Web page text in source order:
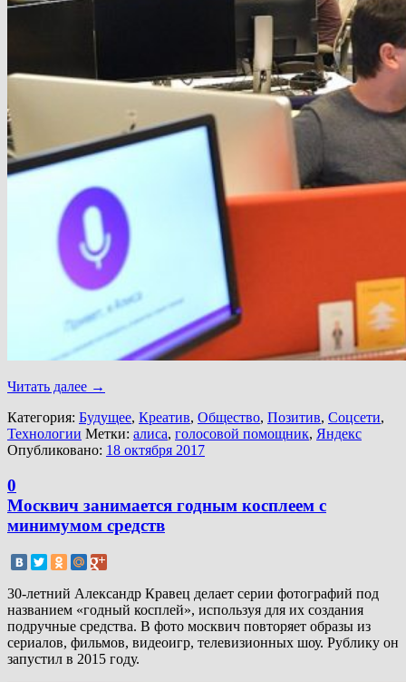
Читать далее →
Категория: Будущее, Креатив, Общество, Позитив, Соцсети,
Технологии Метки: алиса, голосовой помощник, Яндекс
Опубликовано: 18 октября 2017
0
Москвич занимается годным косплеем с
минимумом средств
30-летний Александр Кравец делает серии фотографий под
названием «годный косплей», используя для их создания
подручные средства. В фото москвич повторяет образы из
сериалов, фильмов, видеоигр, телевизионных шоу. Рублику он
запустил в 2015 году.